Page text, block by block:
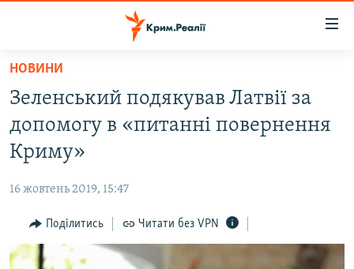
Перейти
основного
матеріалу
Перейти
до
основної
Перейти
пошуку
ВІДЕО ТА ФОТО
БЛОГИ
ПОГЛЯД
ІНТЕРВ'Ю
НОВИНИ
Зеленський подякував Латвії за
допомогу в «питанні повернення
Криму»
16 жовтень 2019, 15:47
Поділитись Читати без VPN